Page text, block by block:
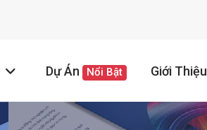
Dự Án Nổi Bật Giới Thiệu